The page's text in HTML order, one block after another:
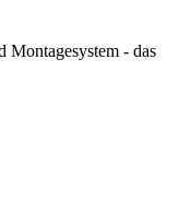
Montagesystem - das